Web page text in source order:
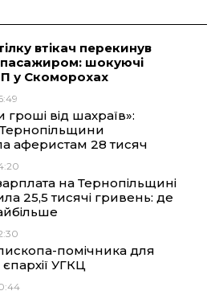
e
g
r
a
m
t
втікач перекинув
шокуючі
у Скоморохах
гроші від шахраїв»:
аферистам 28 тисяч
на Тернопільщині
25,5 тисячі гривень: де
помічника для
УГКЦ